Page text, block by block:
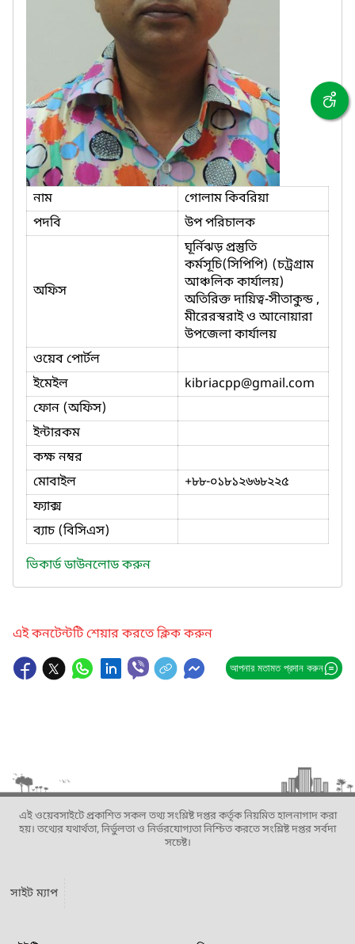
নাম
গোলাম কিবরিয়া
পদবি
উপ পরিচালক
অফিস
ঘূর্নিঝড় প্রস্তুতি
কর্মসূচি(সিপিপি) (চট্রগ্রাম
আঞ্চলিক কার্যালয়)
অতিরিক্ত দায়িত্ব-সীতাকুন্ড ,
মীরেরস্বরাই ও আনোয়ারা
উপজেলা কার্যালয়
ওয়েব পোর্টল
ইমেইল
kibriacpp@gmail.com
ফোন (অফিস)
ইন্টারকম
কক্ষ নম্বর
মোবাইল
+৮৮-০১৮১২৬৬৮২২৫
ফ্যাক্স
ব্যাচ (বিসিএস)
ভিকার্ড ডাউনলোড করুন
এই কনটেন্টটি শেয়ার করতে ক্লিক করুন
আপনার মতামত প্রদান করুন
এই ওয়েবসাইটে প্রকাশিত সকল তথ্য সংশ্লিষ্ট দপ্তর কর্তৃক নিয়মিত হালনাগাদ করা
হয়। তথ্যের যথার্থতা, নির্ভুলতা ও নির্ভরযোগ্যতা নিশ্চিত করতে সংশ্লিষ্ট দপ্তর সর্বদা
সচেষ্ট।
সাইট ম্যাপ